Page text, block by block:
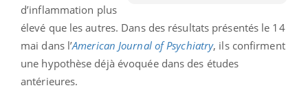
d’inflammation plus
élevé que les autres. Dans des résultats présentés le 14
mai dans l’American Journal of Psychiatry, ils confirment
une hypothèse déjà évoquée dans des études
antérieures.